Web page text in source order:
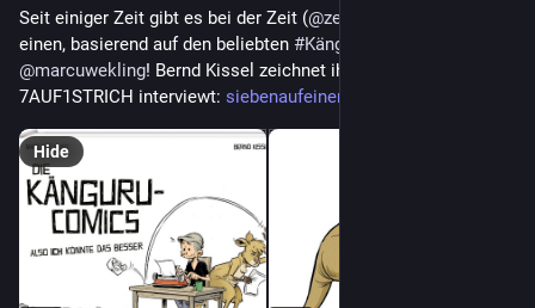
Seit einiger Zeit gibt es bei der Zeit (@zeitbot
einen, basierend auf den beliebten #Känguru
@marcuwekling! Bernd Kissel zeichnet ihn - ich hab ihn für
7AUF1STRICH interviewt: siebenaufeinenstrich.de/bernd-
Hide